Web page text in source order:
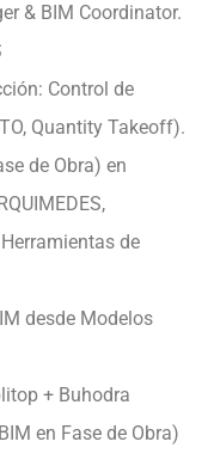
& BIM Coordinator.
Control de
Quantity Takeoff).
de Obra) en
de
desde Modelos
+ Buhodra
en Fase de Obra)